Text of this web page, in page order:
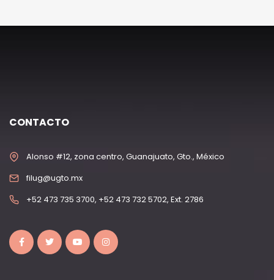
CONTACTO
Alonso #12, zona centro, Guanajuato, Gto., México
filug@ugto.mx
+52 473 735 3700, +52 473 732 5702, Ext. 2786